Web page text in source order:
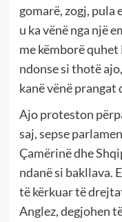
gomarë, zogj, pula
u ka vënë nga një
me këmborë quhet
ndonse si thotë
kanë vënë prangat
Ajo proteston
saj, sepse
Çamërinë dhe
ndanë si bakllava.
të kërkuar të
Anglez, degjohen